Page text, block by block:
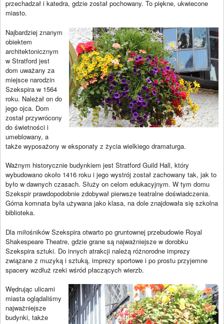
przechadzał i katedra, gdzie został pochowany. To piękne, ukwiecone
miasto.
Najbardziej znanym
obiektem
architektonicznym
w Stratford jest
dom uważany za
miejsce narodzin
Szekspira w 1564
roku. Należał on do
jego ojca. Dom
został przywrócony
do świetności i
umeblowany, a
także wyposażony w eksponaty z życia wielkiego dramaturga.
Ważnym historycznie budynkiem jest Stratford Guild Hall, który
wybudowano około 1416 roku i jego wystrój został zachowany tak, jak to
było w dawnych czasach. Służy on celom edukacyjnym. W tym domu
Szekspir prawdopodobnie zdobywał pierwsze teatralne doświadczenia.
Górna komnata była używana jako klasa, na dole znajdowała się szkolna
biblioteka.
Dla miłośników Szekspira otwarto po gruntownej przebudowie Royal
Shakespeare Theatre, gdzie grane są najważniejsze w dorobku
Szekspira sztuki. Do innych atrakcji należą różnorodne imprezy
związane z muzyką i sztuką, imprezy sportowe i po prostu przyjemne
spacery wzdłuż rzeki wśród płaczących wierzb.
Wędrując ulicami
miasta oglądaliśmy
najważniejsze
budynki, także